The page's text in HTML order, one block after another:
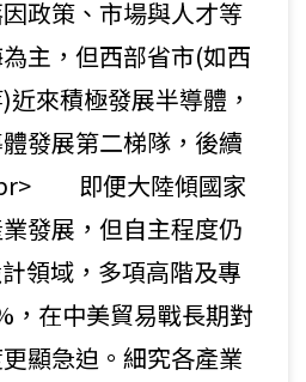
政策、市場與人才等
主，但西部省市(如西
來積極發展半導體，
發展第二梯隊，後續
即便大陸傾國家
發展，但自主程度仍
領域，多項高階及專
，在中美貿易戰長期對
顯急迫。細究各產業